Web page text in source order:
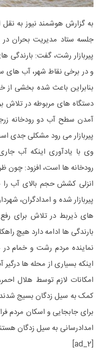
به گزارش هوشمند نیوز به نقل
جلسه ستاد مدیریت بحران
پیربازار رشت، گفت: بارندگی
و در برخی نقاط شهر، آب های
بنابراین باعث شده بخشی از
دستگاه های مربوطه در تلاش
آمدن سطح آب دو رودخانه
پیربازار می رود مشکلی جدی
وی با یادآوری اینکه آب
رودخانه ها است، افزود: چون
انزلی کشش حجم بالای آب را
پیربازار شده و امدادگران،
های ذیربط در تلاش برای رفع
بارندگی ها ادامه دارد هیچ
نماینده مردم رشت و خمام
اینکه بسیاری از محله ها
امکانات لازم توسط هلال
کمک به سیل زدگان بسیج شدند
برای جابجایی و اسکان مردم
امدادرسانی به سیل زدگان
[ad_2]